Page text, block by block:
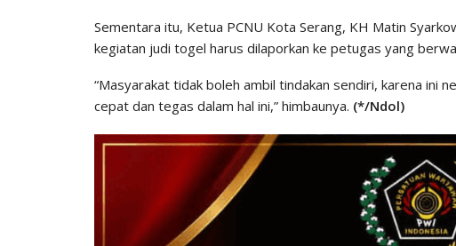
Sementara itu, Ketua PCNU Kota Serang, KH Matin
kegiatan judi togel harus dilaporkan ke petugas yang
“Masyarakat tidak boleh ambil tindakan sendiri, karena ini
cepat dan tegas dalam hal ini,” himbaunya. (*/Ndol)